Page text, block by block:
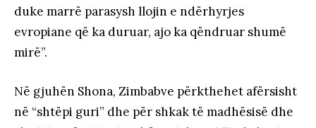
duke marrë parasysh llojin e ndërhyrjes
evropiane që ka duruar, ajo ka qëndruar shumë
mirë”.
Në gjuhën Shona, Zimbabve përkthehet afërsisht
në “shtëpi guri” dhe për shkak të madhësisë dhe